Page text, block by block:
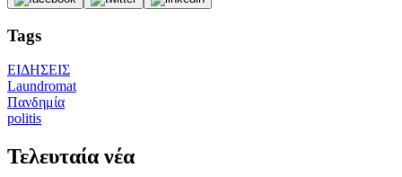
Tags
ΕΙΔΗΣΕΙΣ
Laundromat
Πανδημία
politis
Τελευταία νέα